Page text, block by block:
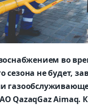
во
сезона не будет,
QazaqGaz Aimaq.